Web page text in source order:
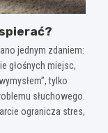
jednym zdaniem:
głośnych miejsc,
tylko
słuchowego.
ogranicza stres,